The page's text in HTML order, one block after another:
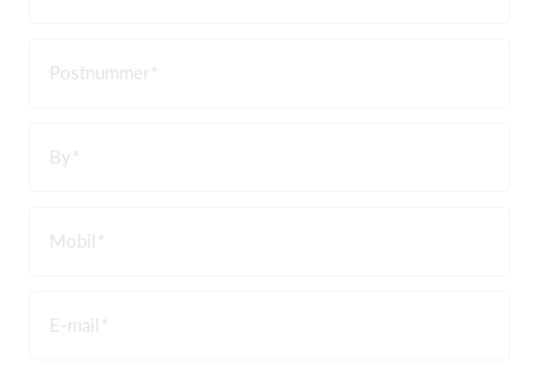
Postnummer
By
Mobil
E-mail